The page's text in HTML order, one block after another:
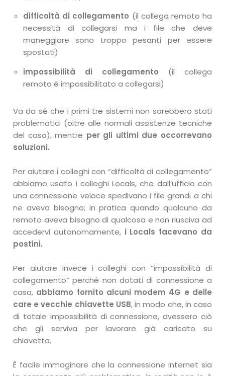
difficoltà di collegamento (il collega remoto ha
necessità di collegarsi ma i file che deve
maneggiare sono troppo pesanti per essere
spostati)
impossibilità di collegamento (il collega
remoto è impossibilitato a collegarsi)
Va da sé che i primi tre sistemi non sarebbero stati
problematici (oltre alle normali assistenze tecniche
del caso), mentre per gli ultimi due occorrevano
soluzioni.
Per aiutare i colleghi con “difficoltà di collegamento”
abbiamo usato i colleghi Locals, che dall’ufficio con
una connessione veloce spedivano i file grandi a chi
ne aveva bisogno; in pratica quando qualcuno da
remoto aveva bisogno di qualcosa e non riusciva ad
accedervi autonomamente, i Locals facevano da
postini.
Per aiutare invece i colleghi con “impossibilità di
collegamento” perché non dotati di connessione a
casa, abbiamo fornito alcuni modem 4G e delle
care e vecchie chiavette USB, in modo che, in caso
di totale impossibilità di connessione, avessero ciò
che gli serviva per lavorare già caricato su
chiavetta.
È facile immaginare che la connessione Internet sia